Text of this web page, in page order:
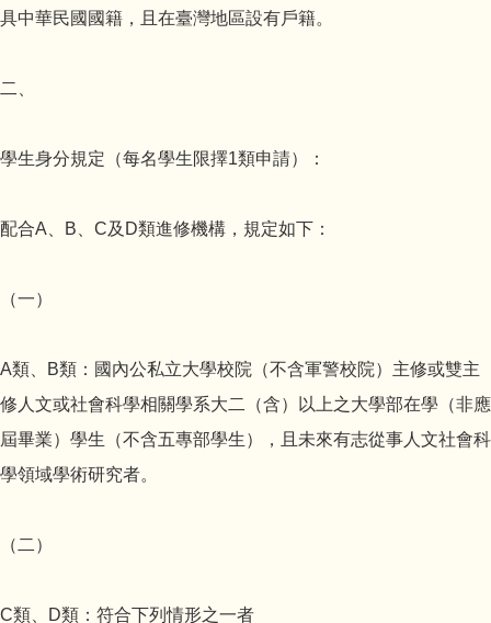
具中華民國國籍，且在臺灣地區設有戶籍。
二、
學生身分規定（每名學生限擇1類申請）：
配合A、B、C及D類進修機構，規定如下：
（一）
A類、B類：國內公私立大學校院（不含軍警校院）主修或雙主
修人文或社會科學相關學系大二（含）以上之大學部在學（非應
屆畢業）學生（不含五專部學生），且未來有志從事人文社會科
學領域學術研究者。
（二）
C類、D類：符合下列情形之一者